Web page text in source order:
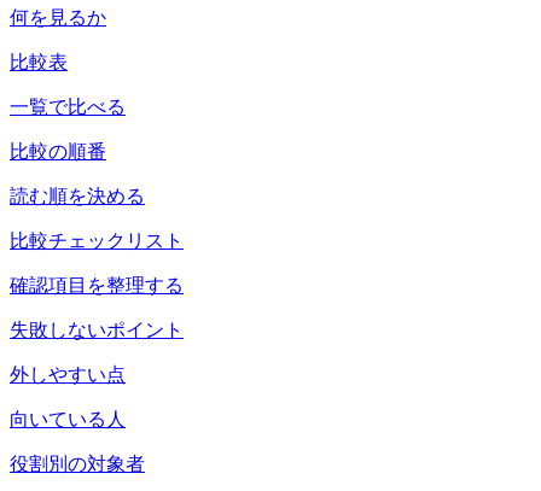
何を見るか
比較表
一覧で比べる
比較の順番
読む順を決める
比較チェックリスト
確認項目を整理する
失敗しないポイント
外しやすい点
向いている人
役割別の対象者